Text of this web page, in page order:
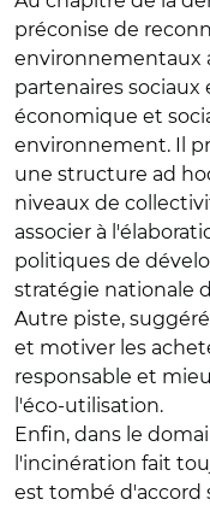
préconise de
environnementaux
partenaires sociaux
économique et
environnement. Il
une structure ad
niveaux de
associer à
politiques de
stratégie nationale
Autre piste,
et motiver les
responsable et
l'éco-utilisation.
Enfin, dans le
l'incinération fait
est tombé d'accord